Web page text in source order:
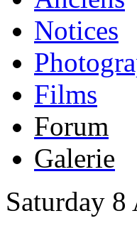
Notices
Films
Forum
Galerie
Saturday 8